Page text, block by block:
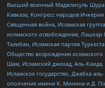
Высший военный Маджлисуль
Кавказа, Конгресс народов
Священная война, Исламская
исламского освобождения,
Талибан, Исламская партия
Общество возрождения
Шам, Исламский джихад, Аль-
Исламское государство, Джабха
ополчение имени К. Минина и Д.